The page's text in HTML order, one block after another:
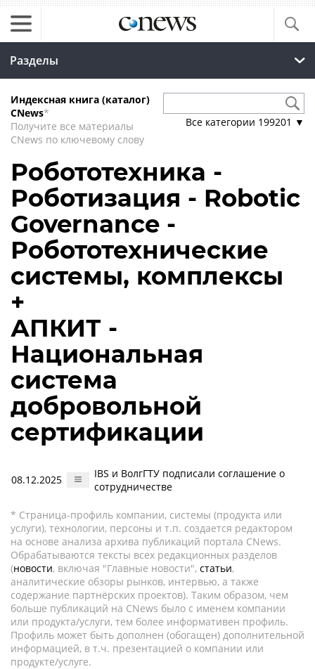
Разделы
Индексная книга (каталог)
CNews*
Получите все материалы
CNews по ключевому слову
Все категории 199201 ▼
Робототехника -
Роботизация - Robotic
Governance -
Робототехнические
системы, комплексы
+
АПКИТ -
Национальная
система
добровольной
сертификации
08.12.2025
IBS и ВолгГТУ подписали соглашение о
сотрудничестве
* Страница-профиль компании, системы (продукта или
услуги), технологии, персоны и т.п. создается редактором
на основе анализа архива публикаций портала CNews.
Обрабатываются тексты всех редакционных разделов
(новости, включая "Главные новости", статьи,
аналитические обзоры рынков, интервью, а также
содержание партнёрских проектов). Таким образом, чем
больше публикаций на CNews было с именем компании
или продукта/услуги, тем более информативен профиль.
Профиль может быть дополнен (обогащен) дополнительной
информацией, в т.ч. презентацией о компании или
продукте/услуге.